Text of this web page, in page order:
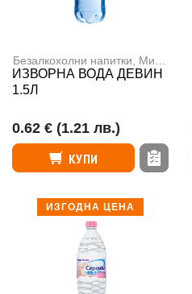
Безалкохолни напитки Минерална вода
ИЗВОРНА ВОДА ДЕВИН
1.5Л
0.62 € (1.21 лв.)
КУПИ
ИЗГОДНА ЦЕНА